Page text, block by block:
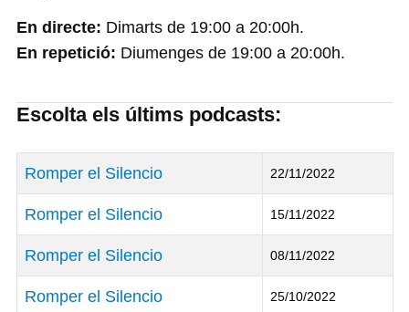
En directe: Dimarts de 19:00 a 20:00h.
En repetició: Diumenges de 19:00 a 20:00h.
Escolta els últims podcasts:
Títol Data de Publicació
Romper el Silencio 22/11/2022
Romper el Silencio 15/11/2022
Romper el Silencio 08/11/2022
Romper el Silencio 25/10/2022